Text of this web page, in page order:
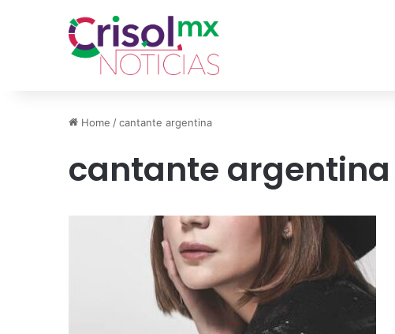
Home /cantante argentina
cantante argentina